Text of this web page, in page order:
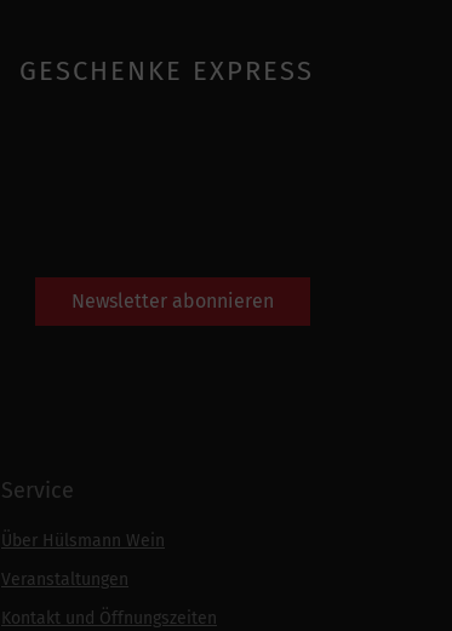
GESCHENKE EXPRESS
Newsletter abonnieren
Service
Über Hülsmann Wein
Veranstaltungen
Kontakt und Öffnungszeiten